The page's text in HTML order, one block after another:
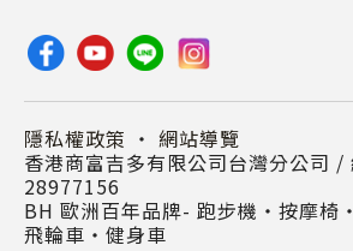
隱私權政策 ・ 網站導覽
香港商富吉多有限公司台灣分公司 /
28977156
BH 歐洲百年品牌- 跑步機‧按摩椅
飛輪車‧健身車